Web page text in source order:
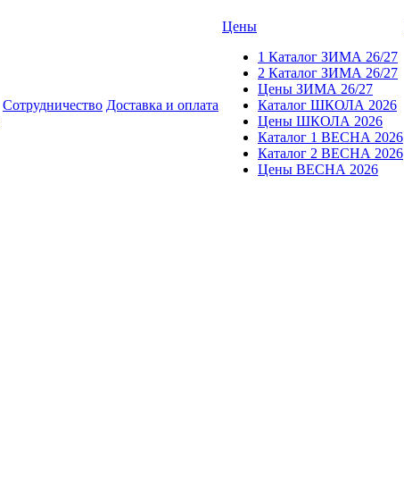
Сотрудничество Доставка и оплата
Цены
1 Каталог ЗИМА 26/27
2 Каталог ЗИМА 26/27
Цены ЗИМА 26/27
Каталог ШКОЛА 2026
Цены ШКОЛА 2026
Каталог 1 ВЕСНА 2026
Каталог 2 ВЕСНА 2026
Цены ВЕСНА 2026